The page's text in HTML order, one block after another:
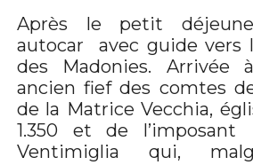
Après le petit
autocar avec guide vers
des Madonies. Arrivée
ancien fief des comtes
de la Matrice Vecchia,
1.350 et de
Ventimiglia qui,